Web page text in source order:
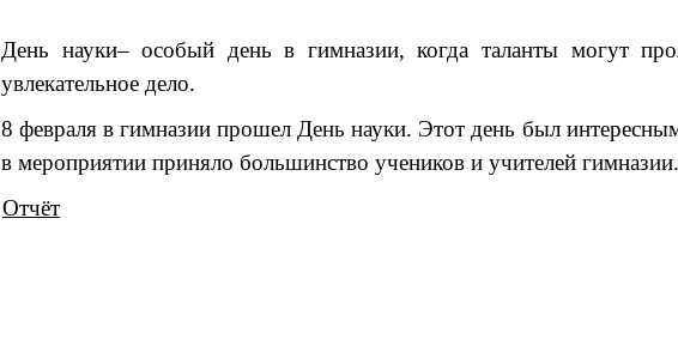
День науки– особый день в гимназии, когда таланты могут
увлекательное дело.
8 февраля в гимназии прошел День науки. Этот день был
в мероприятии приняло большинство учеников и учителей гимназии.
Отчёт